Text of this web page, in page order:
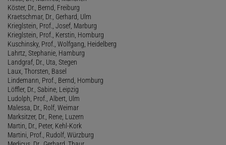
Köster, Dr., Bernd, Freiburg
Kraetschmar, Dr., Gerhard, Ulm
Krieglstein, Prof., Josef, Marburg
Krieglstein, Prof., Kerstin, Homburg
Kuschinsky, Prof., Wolfgang, Heidelberg
Lahrtz, Stephanie, Hamburg
Landgraf, Dr., Uta, Stegen
Laux, Thorsten, Basel
Lindemann, Prof., Bernd, Homburg
Löffler, Dr., Sabine, Leipzig
Ludolph, Prof., Albert, Ulm
Malessa, Dr., Rolf, Weimar
Marksitzer, Dr., Rene, Luzern
Martin, Dr., Peter, Kehl-Kork
Martini, Prof., Rudolf, Würzburg